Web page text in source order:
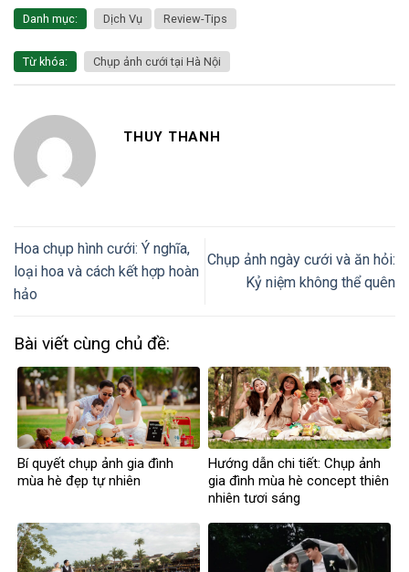
Danh mục: Dịch Vụ Review-Tips
Từ khóa: Chụp ảnh cưới tại Hà Nội
THUY THANH
Hoa chụp hình cưới: Ý nghĩa,
loại hoa và cách kết hợp hoàn
hảo
Chụp ảnh ngày cưới và ăn hỏi:
Kỷ niệm không thể quên
Bài viết cùng chủ đề:
Bí quyết chụp ảnh gia đình
mùa hè đẹp tự nhiên
Hướng dẫn chi tiết: Chụp ảnh
gia đình mùa hè concept thiên
nhiên tươi sáng